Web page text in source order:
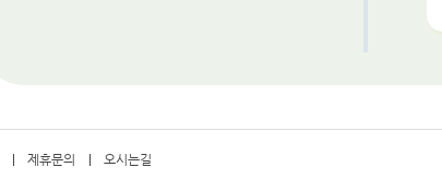
제휴문의 오시는길